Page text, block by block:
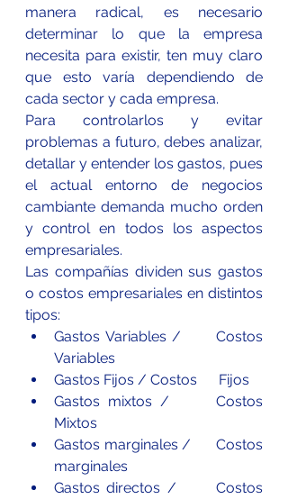
manera radical, es necesario
determinar lo que la empresa
necesita para existir, ten muy claro
que esto varía dependiendo de
cada sector y cada empresa.
Para controlarlos y evitar
problemas a futuro, debes analizar,
detallar y entender los gastos, pues
el actual entorno de negocios
cambiante demanda mucho orden
y control en todos los aspectos
empresariales.
Las compañías dividen sus gastos
o costos empresariales en distintos
tipos:
Gastos Variables /      Costos
Variables
Gastos Fijos / Costos      Fijos
Gastos mixtos /      Costos
Mixtos
Gastos marginales /      Costos
marginales
Gastos directos /      Costos